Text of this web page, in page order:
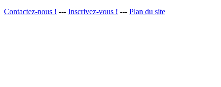
Contactez-nous ! --- Inscrivez-vous ! --- Plan du site